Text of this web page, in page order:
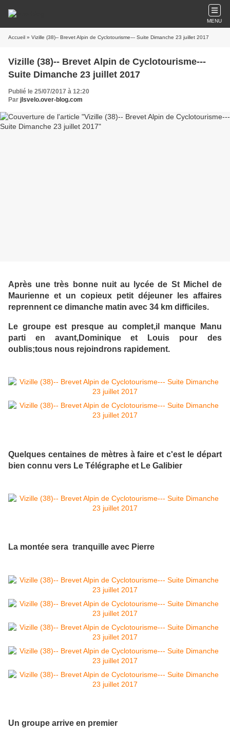
MENU
Accueil » Vizille (38)-- Brevet Alpin de Cyclotourisme--- Suite Dimanche 23 juillet 2017
Vizille (38)-- Brevet Alpin de Cyclotourisme---
Suite Dimanche 23 juillet 2017
Publié le 25/07/2017 à 12:20
Par jlsvelo.over-blog.com
Après une très bonne nuit au lycée de St Michel de
Maurienne et un copieux petit déjeuner les affaires
reprennent ce dimanche matin avec 34 km difficiles.
Le groupe est presque au complet,il manque Manu
parti en avant,Dominique et Louis pour des
oublis;tous nous rejoindrons rapidement.
Quelques centaines de mètres à faire et c'est le départ
bien connu vers Le Télégraphe et Le Galibier
La montée sera tranquille avec Pierre
Un groupe arrive en premier